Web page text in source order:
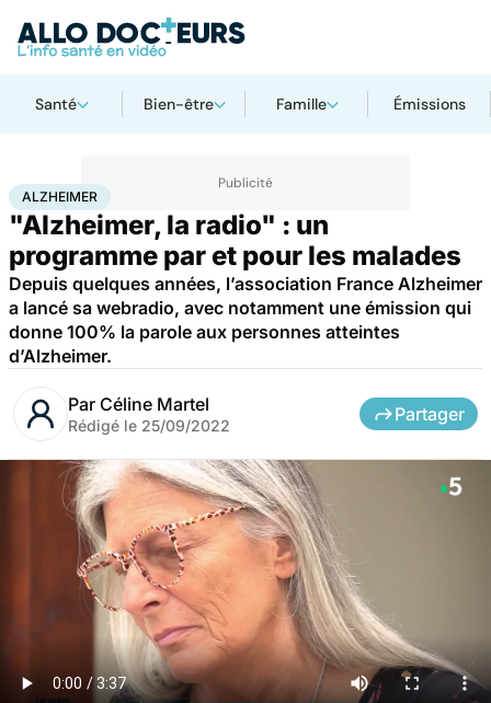
Santé Bien-être Famille Émissions
AccueilSanté Maladies
ALZHEIMER
"Alzheimer, la radio" : un
programme par et pour les malades
Depuis quelques années, l’association France Alzheimer
a lancé sa webradio, avec notamment une émission qui
donne 100% la parole aux personnes atteintes
d’Alzheimer.
Par Céline Martel
Rédigé le 25/09/2022
Partager